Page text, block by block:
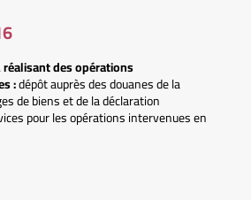
réalisant des opérations
:dépôt auprès des douanes de la
de biens et de la déclaration
pour les opérations intervenues en